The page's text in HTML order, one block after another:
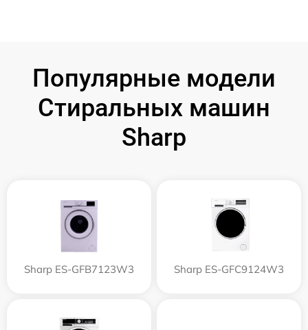
Популярные модели
Стиральных машин
Sharp
Sharp ES-GFB7123W3 Sharp ES-GFC9124W3